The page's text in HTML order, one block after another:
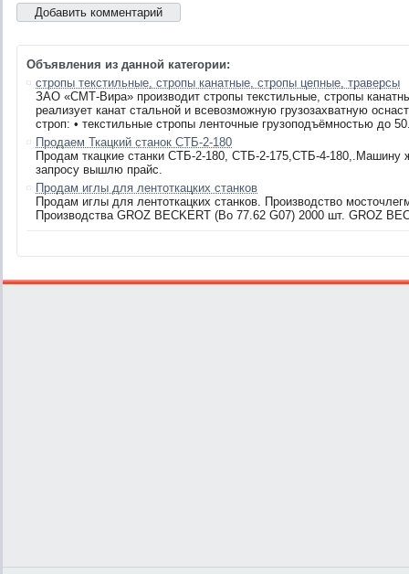
Объявления из данной категории:
стропы текстильные, стропы канатные, стропы цепные, траверсы
ЗАО «СМТ-Вира» производит стропы текстильные, стропы
реализует канат стальной и всевозможную грузозахватную
строп: • текстильные стропы ленточные грузоподъёмностью до
Продаем Ткацкий станок СТБ-2-180
Продам ткацкие станки СТБ-2-180, СТБ-2-175,СТБ-4-180,.Машину
запросу вышлю прайс.
Продам иглы для лентоткацких станков
Продам иглы для лентоткацких станков. Производство
Производства GROZ BECKERT (Bo 77.62 G07) 2000 шт. GROZ